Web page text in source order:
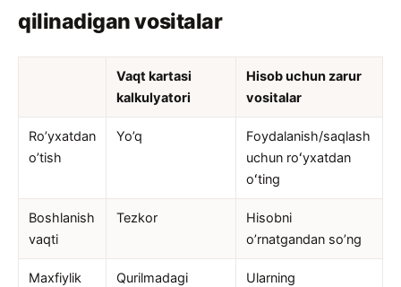
qilinadigan vositalar
Vaqt kartasi
kalkulyatori
Hisob uchun zarur
vositalar
Ro’yxatdan
o’tish
Yo’q
Foydalanish/saqlash
uchun roʻyxatdan
oʻting
Boshlanish
vaqti
Tezkor
Hisobni
o’rnatgandan so’ng
Maxfiylik
Qurilmadagi
Ularning